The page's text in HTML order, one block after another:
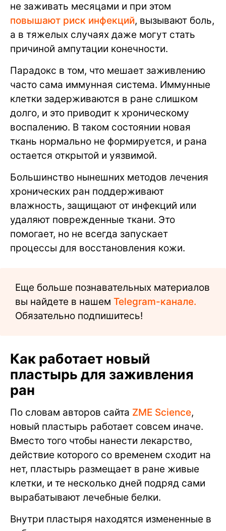
не заживать месяцами и при этом
повышают риск инфекций, вызывают боль,
а в тяжелых случаях даже могут стать
причиной ампутации конечности.
Парадокс в том, что мешает заживлению
часто сама иммунная система. Иммунные
клетки задерживаются в ране слишком
долго, и это приводит к хроническому
воспалению. В таком состоянии новая
ткань нормально не формируется, и рана
остается открытой и уязвимой.
Большинство нынешних методов лечения
хронических ран поддерживают
влажность, защищают от инфекций или
удаляют поврежденные ткани. Это
помогает, но не всегда запускает
процессы для восстановления кожи.
Еще больше познавательных материалов
вы найдете в нашем Telegram-канале.
Обязательно подпишитесь!
Как работает новый
пластырь для заживления
ран
По словам авторов сайта ZME Science,
новый пластырь работает совсем иначе.
Вместо того чтобы нанести лекарство,
действие которого со временем сходит на
нет, пластырь размещает в ране живые
клетки, и те несколько дней подряд сами
вырабатывают лечебные белки.
Внутри пластыря находятся измененные в